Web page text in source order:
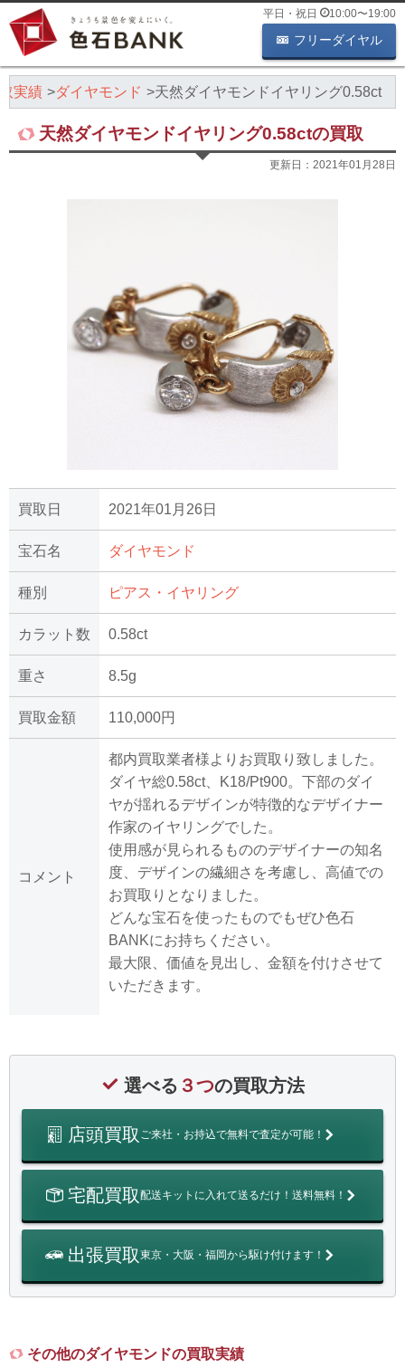
平日・祝日 10:00〜19:00
フリーダイヤル
実績 ダイヤモンド 天然ダイヤモンドイヤリング0.58ct
天然ダイヤモンドイヤリング0.58ctの買取
更新日： 2021年01月28日
買取日 2021年01月26日
宝石名 ダイヤモンド
種別 ピアス・イヤリング
カラット数 0.58ct
重さ 8.5g
買取金額 110,000円
コメント
都内買取業者様よりお買取り致しました。
ダイヤ総0.58ct、K18/Pt900。下部のダイ
ヤが揺れるデザインが特徴的なデザイナー
作家のイヤリングでした。
使用感が見られるもののデザイナーの知名
度、デザインの繊細さを考慮し、高値での
お買取りとなりました。
どんな宝石を使ったものでもぜひ色石
BANKにお持ちください。
最大限、価値を見出し、金額を付けさせて
いただきます。
選べる ３つの買取方法
店頭買取 ご来社・お持込で無料で査定が可能！
宅配買取配送キットに入れて送るだけ！送料無料！
出張買取東京・大阪・福岡から駆け付けます！
その他のダイヤモンドの買取実績